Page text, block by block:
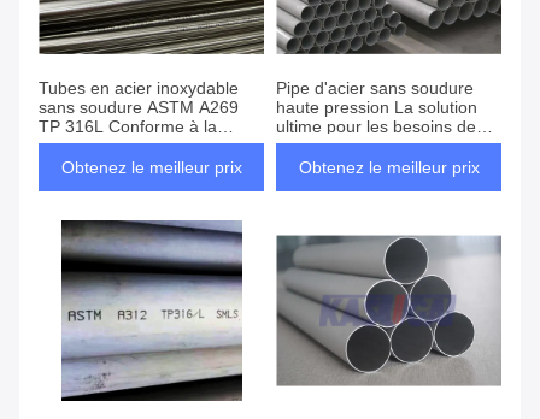
Tubes en acier inoxydable
sans soudure ASTM A269
TP 316L Conforme à la
NACE
Obtenez le meilleur prix
Pipe d'acier sans soudure
haute pression La solution
ultime pour les besoins de
pression
Obtenez le meilleur prix